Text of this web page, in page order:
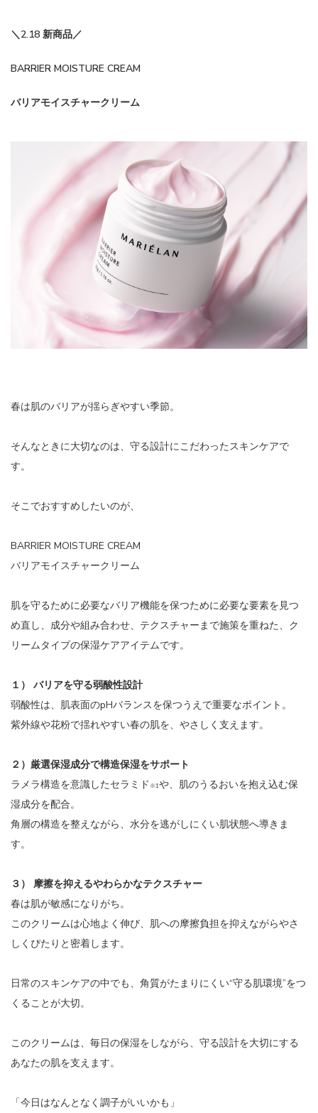
＼2.18 新商品／
BARRIER MOISTURE CREAM
バリアモイスチャークリーム
春は肌のバリアが揺らぎやすい季節。
そんなときに大切なのは、守る設計にこだわったスキンケアで
す。
そこでおすすめしたいのが、
BARRIER MOISTURE CREAM
バリアモイスチャークリーム
肌を守るために必要なバリア機能を保つために必要な要素を見つ
め直し、成分や組み合わせ、テクスチャーまで施策を重ねた、ク
リームタイプの保湿ケアアイテムです。
１） バリアを守る弱酸性設計
弱酸性は、肌表面のpHバランスを保つうえで重要なポイント。
紫外線や花粉で揺れやすい春の肌を、やさしく支えます。
２）厳選保湿成分で構造保湿をサポート
ラメラ構造を意識したセラミド ※1や、肌のうるおいを抱え込む保
湿成分を配合。
角層の構造を整えながら、水分を逃がしにくい肌状態へ導きま
す。
３） 摩擦を抑えるやわらかなテクスチャー
春は肌が敏感になりがち。
このクリームは心地よく伸び、肌への摩擦負担を抑えながらやさ
しくぴたりと密着します。
日常のスキンケアの中でも、角質がたまりにくい“守る肌環境”をつ
くることが大切。
このクリームは、毎日の保湿をしながら、守る設計を大切にする
あなたの肌を支えます。
「今日はなんとなく調子がいいかも」